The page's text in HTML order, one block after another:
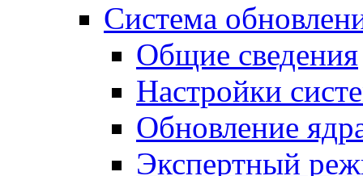
Система
Общие сведения
Настройки
Обновление
Экспертный